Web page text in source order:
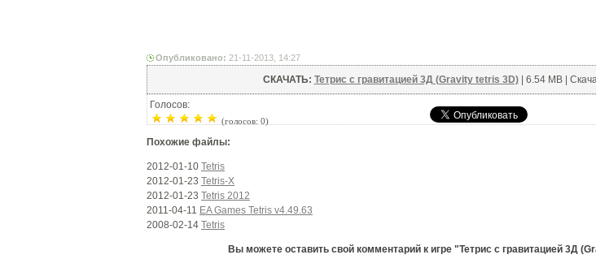
Опубликовано: 21-11-2013, 14:27
СКАЧАТЬ: Тетрис с гравитацией 3Д (Gravity tetris 3D)| 6.54 MB |
Голосов:
(голосов: 0)
Похожие файлы:
2012-01-10 Tetris
2012-01-23 Tetris-X
2012-01-23 Tetris 2012
2011-04-11 EA Games Tetris v4.49.63
2008-02-14 Tetris
Вы можете оставить свой комментарий к игре "Тетрис с гравитацией 3Д